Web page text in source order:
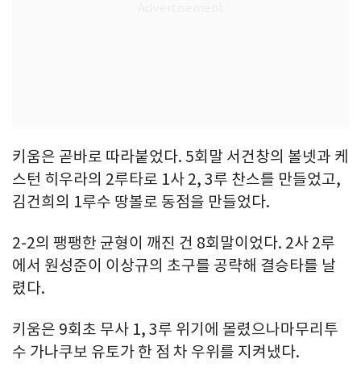
키움은 곧바로 따라붙었다. 5회말 서건창의 볼넷과 케
스턴 히우라의 2루타로 1사 2, 3루 찬스를 만들었고,
김건희의 1루수 땅볼로 동점을 만들었다.
2-2의 팽팽한 균형이 깨진 건 8회말이었다. 2사 2루
에서 원성준이 이상규의 초구를 공략해 결승타를 날
렸다.
키움은 9회초 무사 1, 3루 위기에 몰렸으나마무리투
수 가나쿠보 유토가 한 점 차 우위를 지켜냈다.